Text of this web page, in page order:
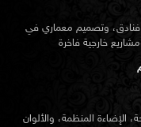
فنادق، وتصميم معماري في
المنظمة، والألوان